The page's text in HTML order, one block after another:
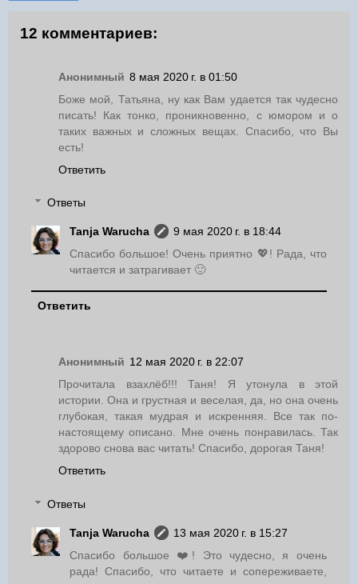
12 комментариев:
Анонимный 8 мая 2020 г. в 01:50
Боже мой, Татьяна, ну как Вам удается так чудесно
писать! Как тонко, проникновенно, с юмором и о
таких важных и сложных вещах. Спасибо, что Вы
есть!
Ответить
Ответы
Tanja Warucha
9 мая 2020 г. в 18:44
Спасибо большое! Очень приятно 💖! Рада, что
читается и затрагивает 🙂
Ответить
Анонимный 12 мая 2020 г. в 22:07
Прочитала взахлёб!!! Таня! Я утонула в этой
истории. Она и грустная и веселая, да, но она очень
глубокая, такая мудрая и искренняя. Все так по-
настоящему описано. Мне очень понравилась. Так
здорово снова вас читать! Спасибо, дорогая Таня!
Ответить
Ответы
Tanja Warucha
13 мая 2020 г. в 15:27
Спасибо большое ❤️! Это чудесно, я очень
рада! Спасибо, что читаете и сопереживаете,